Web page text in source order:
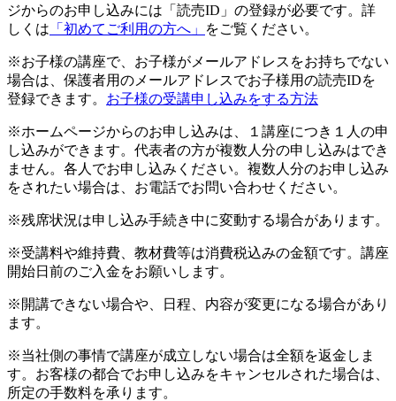
ジからのお申し込みには「読売ID」の登録が必要です。詳
しくは 「初めてご利用の方へ」 をご覧ください。
※お子様の講座で、お子様がメールアドレスをお持ちでない
場合は、保護者用のメールアドレスでお子様用の読売IDを
登録できます。 お子様の受講申し込みをする方法
※ホームページからのお申し込みは、１講座につき１人の申
し込みができます。代表者の方が複数人分の申し込みはでき
ません。各人でお申し込みください。複数人分のお申し込み
をされたい場合は、お電話でお問い合わせください。
※残席状況は申し込み手続き中に変動する場合があります。
※受講料や維持費、教材費等は消費税込みの金額です。講座
開始日前のご入金をお願いします。
※開講できない場合や、日程、内容が変更になる場合があり
ます。
※当社側の事情で講座が成立しない場合は全額を返金しま
す。お客様の都合でお申し込みをキャンセルされた場合は、
所定の手数料を承ります。